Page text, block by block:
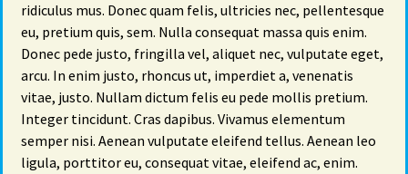
ridiculus mus. Donec quam felis, ultricies nec, pellentesque
eu, pretium quis, sem. Nulla consequat massa quis enim.
Donec pede justo, fringilla vel, aliquet nec, vulputate eget,
arcu. In enim justo, rhoncus ut, imperdiet a, venenatis
vitae, justo. Nullam dictum felis eu pede mollis pretium.
Integer tincidunt. Cras dapibus. Vivamus elementum
semper nisi. Aenean vulputate eleifend tellus. Aenean leo
ligula, porttitor eu, consequat vitae, eleifend ac, enim.